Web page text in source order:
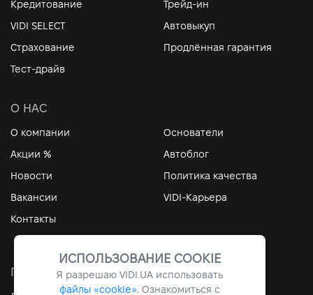
Кредитование
Трейд-ин
VIDI SELECT
Автовыкуп
Страхование
Продлённая гарантия
Тест-драйв
О НАС
О компании
Основатели
Акции %
Автоблог
Новости
Политика качества
Вакансии
VIDI-Карьера
Контакты
ПОЛЕЗНЫЕ ССЫЛКИ
ИСПОЛЬЗОВАНИЕ COOKIE
Я разрешаю VIDI.UA использовать
файлы «cookie». Ознакомиться с